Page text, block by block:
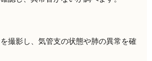
撮影し、気管支の状態や肺の異常を確